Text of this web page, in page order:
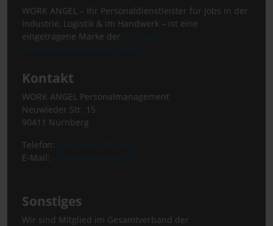
WORK ANGEL – Ihr Personaldienstleister für Jobs in der
Industrie, Logistik & im Handwerk – ist eine
eingetragene Marke der
job-angel
Personalmanagement GmbH
Kontakt
WORK ANGEL Personalmanagement
Neuwieder Str. 15
90411 Nürnberg
Telefon:
0911 14 88 56 - 46
E-Mail:
info@work-angel.de
Sonstiges
Wir sind Mitglied im Gesamtverband der